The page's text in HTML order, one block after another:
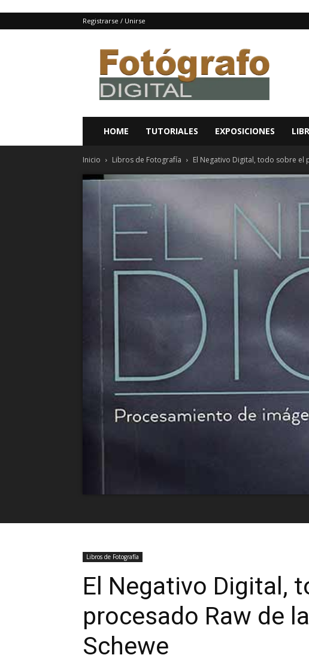
Registrarse / Unirse
Fotografo
digital
y
tutoriales
Photoshop
HOME TUTORIALES EXPOSICIONES
Inicio Libros de Fotografía El Negativo Digital, todo sobre el
Libros de Fotografía
El Negativo Digital,
procesado Raw de
Schewe